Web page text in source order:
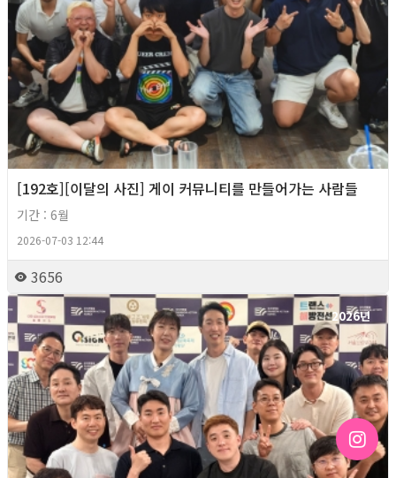
[192호][이달의 사진] 게이 커뮤니티를 만들어가는 사람들
기간 : 6월
2026-07-03 12:44
3656
2026년